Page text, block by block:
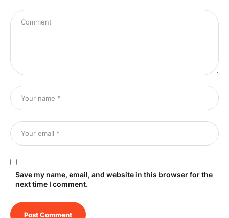
Save my name, email, and website in this browser for the
next time I comment.